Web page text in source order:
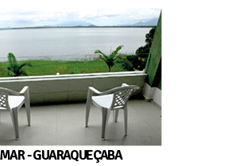
- GUARAQUEÇABA